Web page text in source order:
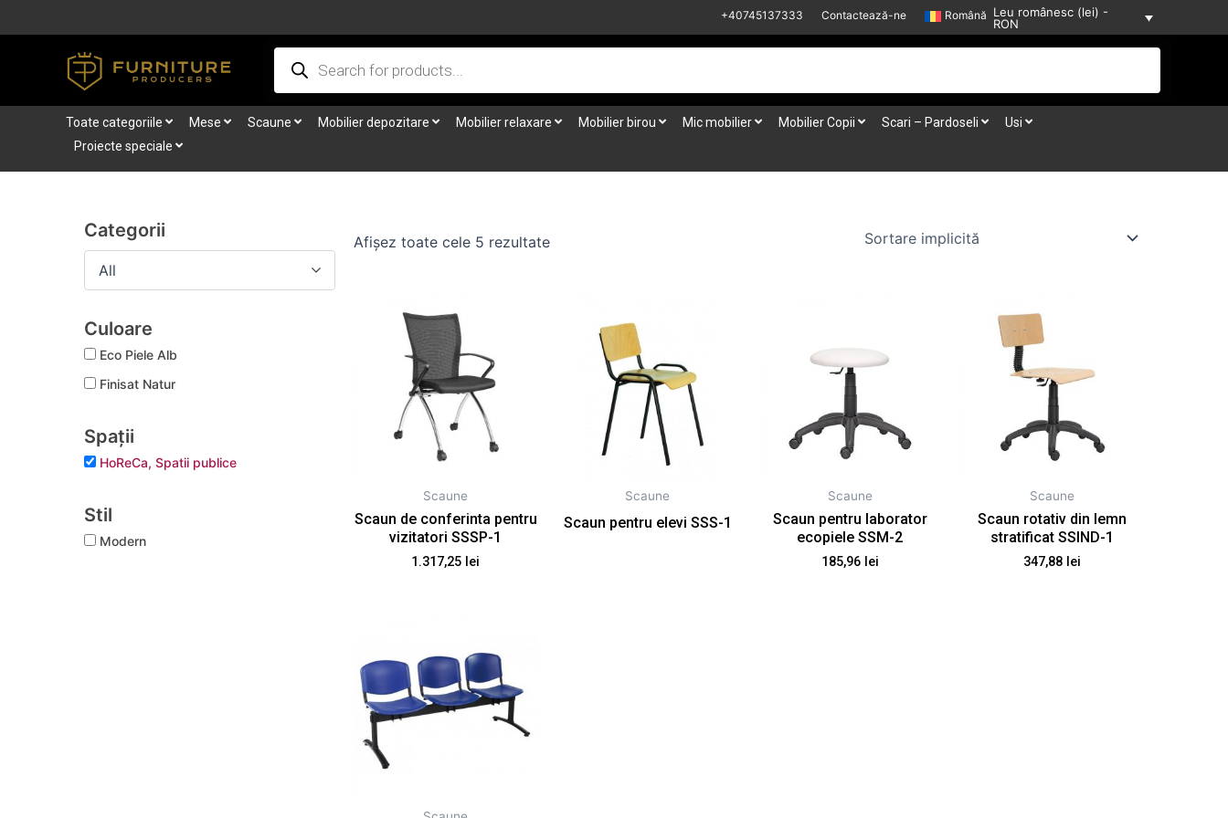
to
+40745137333 Contactează-ne Română Leu românesc (lei) -
RON
Products
search
Toate categoriile Mese Scaune Mobilier depozitare Mobilier relaxare Mobilier birou Mic mobilier Mobilier Copii Scari – Pardoseli
Usi
Proiecte speciale
Categorii
All
Culoare
Eco Piele Alb
Finisat Natur
Spații
HoReCa, Spatii publice
Stil
Modern
Afișez toate cele 5 rezultate
Scaune
Scaun de conferinta pentru
vizitatori SSSP-1
1.317,25 lei
Scaune
Scaun pentru elevi SSS-1
Scaune
Scaun pentru laborator
ecopiele SSM-2
185,96 lei
Scaune
Scaun rotativ din lemn
stratificat SSIND-1
347,88 lei